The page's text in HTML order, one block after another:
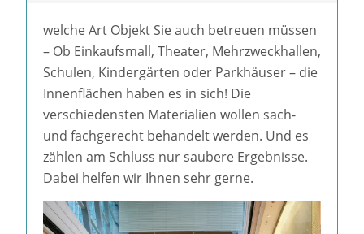
welche Art Objekt Sie auch betreuen müssen
– Ob Einkaufsmall, Theater, Mehrzweckhallen,
Schulen, Kindergärten oder Parkhäuser – die
Innenflächen haben es in sich! Die
verschiedensten Materialien wollen sach-
und fachgerecht behandelt werden. Und es
zählen am Schluss nur saubere Ergebnisse.
Dabei helfen wir Ihnen sehr gerne.